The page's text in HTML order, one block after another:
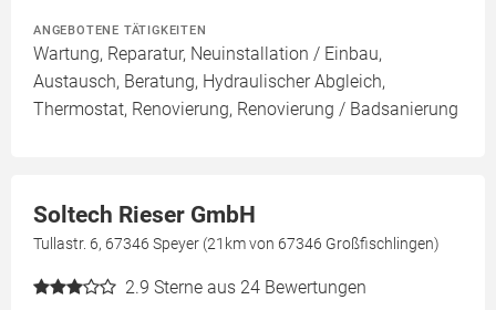
ANGEBOTENE TÄTIGKEITEN
Wartung, Reparatur, Neuinstallation / Einbau,
Austausch, Beratung, Hydraulischer Abgleich,
Thermostat, Renovierung, Renovierung / Badsanierung
Soltech Rieser GmbH
Tullastr. 6, 67346 Speyer (21km von 67346 Großfischlingen)
2.9 Sterne aus 24 Bewertungen